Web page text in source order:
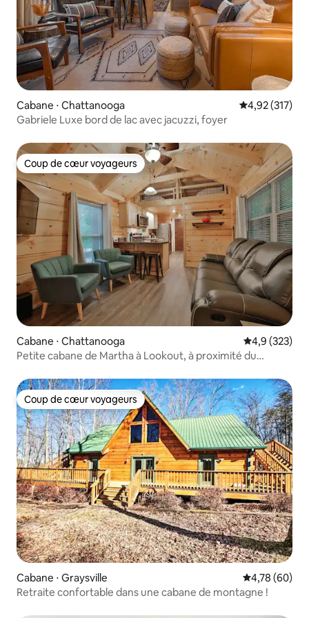
Cabane ⋅ Chattanooga Évaluation
4,92 (317)
Gabriele Luxe bord de lac avec jacuzzi, foyer
Coup de cœur voyageurs
Coup de cœur voyageurs
Cabane ⋅ Chattanooga Évaluation
4,9 (323)
Petite cabane de Martha à Lookout, à proximité du
Coup de cœur voyageurs
Coup de cœur voyageurs
Cabane ⋅ Graysville Évaluation
4,78 (60)
Retraite confortable dans une cabane de montagne !